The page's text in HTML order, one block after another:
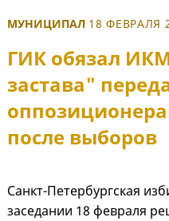
МУНИЦИПАЛ 18 ФЕВРАЛЯ
ГИК обязал
застава"
после выборов
Санкт-Петербургская
заседании 18 февраля